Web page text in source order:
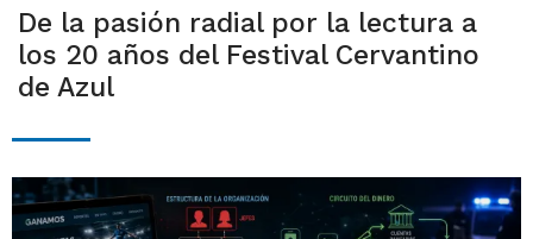
De la pasión radial por la lectura a
los 20 años del Festival Cervantino
de Azul